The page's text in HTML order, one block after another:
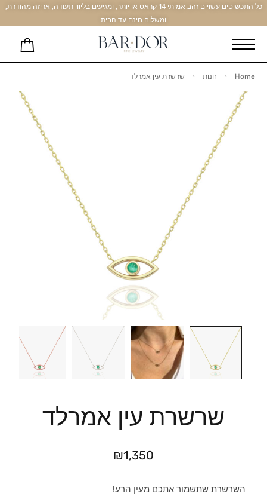
כל התכשיטים עשויים זהב אמיתי 14 קראט או יותר, ומגיעים בליווי תעודה, אריזה מהודרת,
ומשלוח חינם עד הבית
Home חנות שרשרת עין אמרלד
שרשרת עין אמרלד
₪1,350
השרשרת שתשמור אתכם מעין הרע!